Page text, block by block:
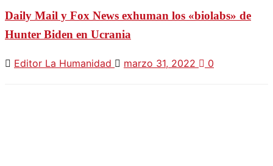
Daily Mail y Fox News exhuman los «biolabs» de
Hunter Biden en Ucrania
Editor La Humanidad marzo 31, 2022 0